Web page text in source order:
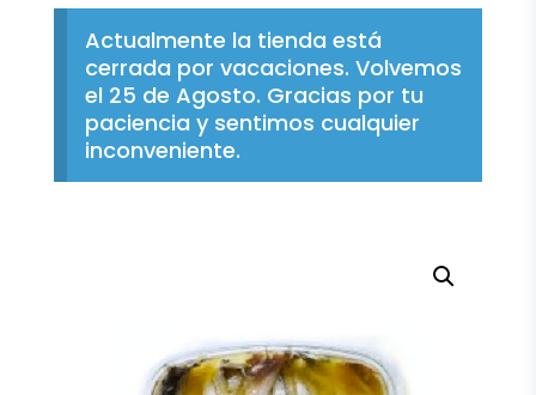
Actualmente la tienda está
cerrada por vacaciones. Volvemos
el 25 de Agosto. Gracias por tu
paciencia y sentimos cualquier
inconveniente.